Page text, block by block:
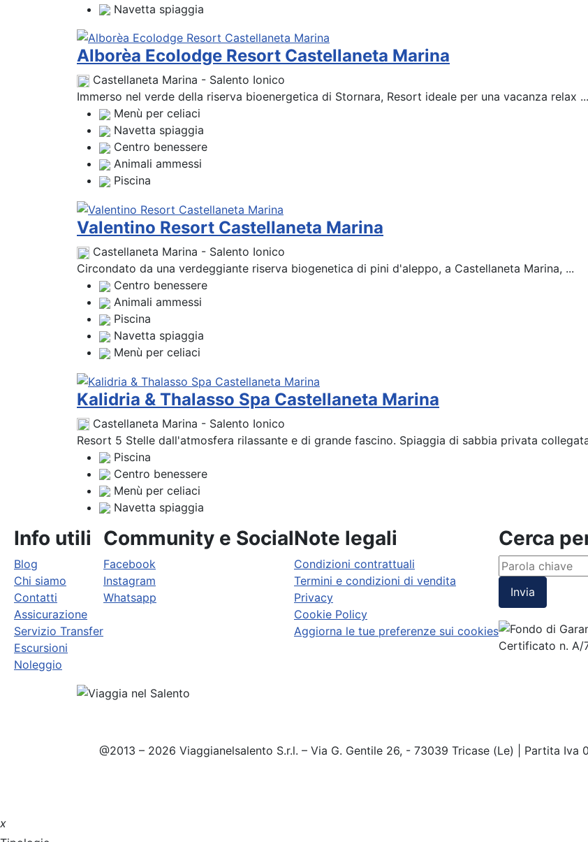
Navetta spiaggia
Alborèa Ecolodge Resort Castellaneta Marina
Castellaneta Marina - Salento Ionico
Immerso nel verde della riserva bioenergetica di Stornara, Resort ideale per una vacanza relax ...
Menù per celiaci
Navetta spiaggia
Centro benessere
Animali ammessi
Piscina
Valentino Resort Castellaneta Marina
Castellaneta Marina - Salento Ionico
Circondato da una verdeggiante riserva biogenetica di pini d'aleppo, a Castellaneta Marina, ...
Centro benessere
Animali ammessi
Piscina
Navetta spiaggia
Menù per celiaci
Kalidria & Thalasso Spa Castellaneta Marina
Castellaneta Marina - Salento Ionico
Resort 5 Stelle dall'atmosfera rilassante e di grande fascino. Spiaggia di sabbia privata
Piscina
Centro benessere
Menù per celiaci
Navetta spiaggia
Info utili
Blog
Chi siamo
Contatti
Assicurazione
Servizio Transfer
Escursioni
Noleggio
Community e Social
Facebook
Instagram
Whatsapp
Note legali
Condizioni contrattuali
Termini e condizioni di vendita
Privacy
Cookie Policy
Aggiorna le tue preferenze sui cookies
Cerca
Invia
Certificato n. A/
@2013 – 2026 Viaggianelsalento S.r.l. – Via G. Gentile 26, - 73039 Tricase (Le) | Partita
x